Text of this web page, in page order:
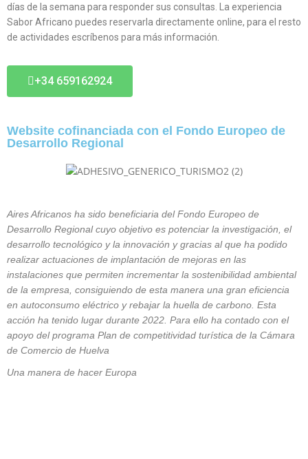
días de la semana para responder sus consultas. La experiencia
Sabor Africano puedes reservarla directamente online, para el resto
de actividades escríbenos para más información.
+34 659162924
Website cofinanciada con el Fondo Europeo de
Desarrollo Regional
Aires Africanos ha sido beneficiaria del Fondo Europeo de
Desarrollo Regional cuyo objetivo es potenciar la investigación, el
desarrollo tecnológico y la innovación y gracias al que ha podido
realizar actuaciones de implantación de mejoras en las
instalaciones que permiten incrementar la sostenibilidad ambiental
de la empresa, consiguiendo de esta manera una gran eficiencia
en autoconsumo eléctrico y rebajar la huella de carbono. Esta
acción ha tenido lugar durante 2022. Para ello ha contado con el
apoyo del programa Plan de competitividad turística de la Cámara
de Comercio de Huelva
Una manera de hacer Europa